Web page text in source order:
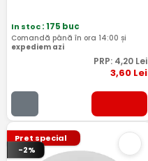
In stoc: 175 buc
Comandă până în ora 14:00 și
expediem azi
PRP: 4,20Lei
3,60Lei
Pret special
-2%